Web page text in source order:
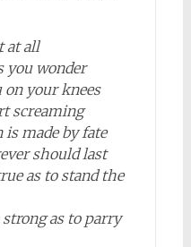
at all
you wonder
your knees
screaming
is made by fate
should last
as to stand the
strong as to parry